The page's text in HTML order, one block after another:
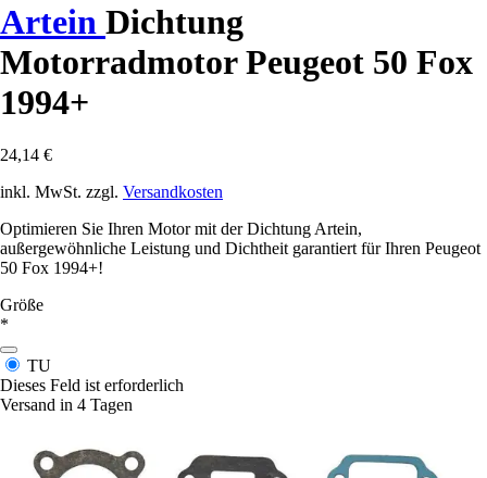
Artein Dichtung
Motorradmotor Peugeot 50 Fox
1994+
24,14 €
inkl. MwSt. zzgl. Versandkosten
Optimieren Sie Ihren Motor mit der Dichtung Artein,
außergewöhnliche Leistung und Dichtheit garantiert für Ihren Peugeot
50 Fox 1994+!
Größe
*
TU
Dieses Feld ist erforderlich
Versand in 4 Tagen